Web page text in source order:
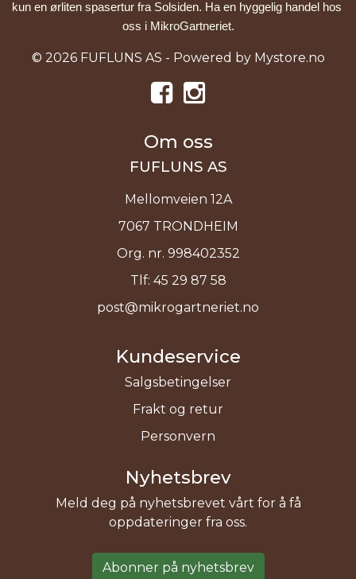
kun en ørliten spasertur fra Solsiden. Ha en hyggelig handel hos
oss i MikroGartneriet.
© 2026 FUFLUNS AS - Powered by Mystore.no
Om oss
FUFLUNS AS
Mellomveien 12A
7067 TRONDHEIM
Org. nr. 998402352
Tlf: 45 29 87 58
post@mikrogartneriet.no
Kundeservice
Salgsbetingelser
Frakt og retur
Personvern
Nyhetsbrev
Meld deg på nyhetsbrevet vårt for å få
oppdateringer fra oss.
Abonner på nyhetsbrev